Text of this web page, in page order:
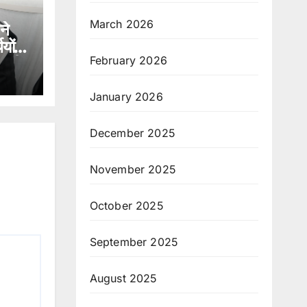
के
March 2026
February 2026
January 2026
December 2025
November 2025
October 2025
September 2025
August 2025